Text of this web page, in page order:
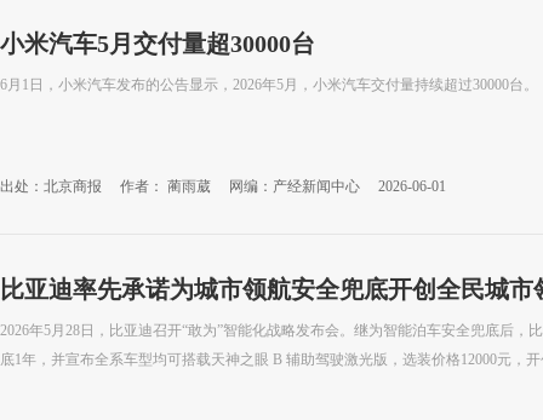
小米汽车5月交付量超30000台
6月1日，小米汽车发布的公告显示，2026年5月，小米汽车交付量持续超过30000台。
出处：北京商报 作者： 蔺雨葳 网编：产经新闻中心 2026-06-01
比亚迪率先承诺为城市领航安全兜底开创全民城市
2026年5月28日，比亚迪召开“敢为”智能化战略发布会。继为智能泊车安全兜底后，
底1年，并宣布全系车型均可搭载天神之眼 B 辅助驾驶激光版，选装价格12000元，